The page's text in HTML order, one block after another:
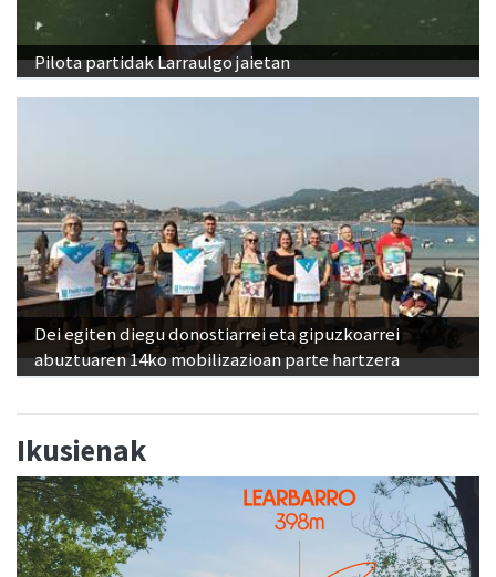
Pilota partidak Larraulgo jaietan
Dei egiten diegu donostiarrei eta gipuzkoarrei
abuztuaren 14ko mobilizazioan parte hartzera
Ikusienak